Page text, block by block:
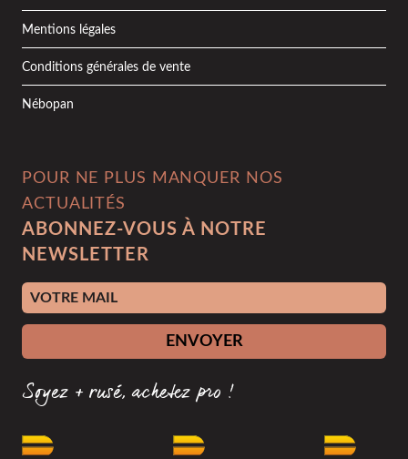
Mentions légales
Conditions générales de vente
Nébopan
POUR NE PLUS MANQUER NOS
ACTUALITÉS
ABONNEZ-VOUS À NOTRE
NEWSLETTER
Adresse e-mail
ENVOYER
Soyez + rusé, achetez pro !